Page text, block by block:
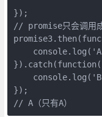
});
// promise只会调用
});
// A（只有A）